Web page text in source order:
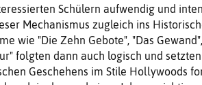
Schülern auf­wendig und
Me­chanismus zugleich ins
wie "Die Zehn Gebote", "Das Gewand",
folgten dann auch logisch und setzten
Gesche­hens im Stile Hollywoods